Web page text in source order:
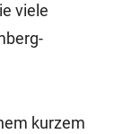
viele
kurzem